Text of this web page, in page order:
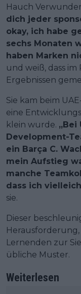
Hauch
dich jeder
okay, ich habe
sechs Monaten
haben Marken
und weiß, dass
Ergebnissen
Sie kam beim
eine
klein wurde. „Bei
Development-
ein Barça C.
mein Aufstieg
manche
dass ich
sie.
Dieser
Lernenden zur
übliche Muster.
Weiterlesen